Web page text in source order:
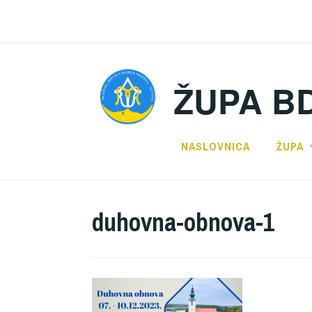
ŽUPA
NASLOVNICA ŽUPA
duhovna-obnova-1